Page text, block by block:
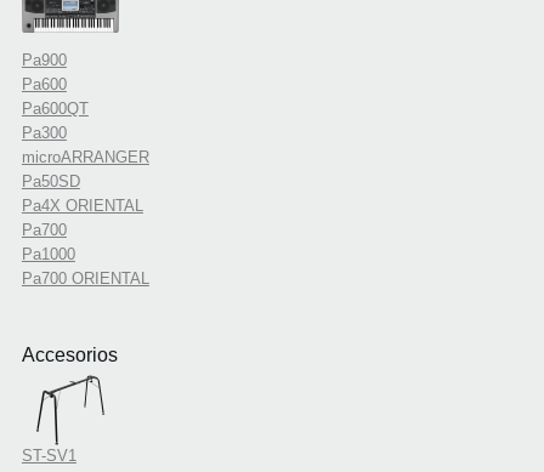
Pa900
Pa600
Pa600QT
Pa300
microARRANGER
Pa50SD
Pa4X ORIENTAL
Pa700
Pa1000
Pa700 ORIENTAL
Accesorios
ST-SV1